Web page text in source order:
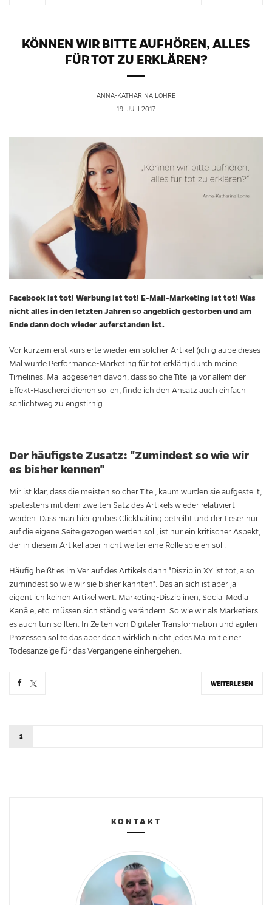
KÖNNEN WIR BITTE AUFHÖREN, ALLES
FÜR TOT ZU ERKLÄREN?
ANNA-KATHARINA LOHRE
19. JULI 2017
Facebook ist tot! Werbung ist tot! E-Mail-Marketing ist tot! Was
nicht alles in den letzten Jahren so angeblich gestorben und am
Ende dann doch wieder auferstanden ist.
Vor kurzem erst kursierte wieder ein solcher Artikel (ich glaube dieses
Mal wurde Performance-Marketing für tot erklärt) durch meine
Timelines. Mal abgesehen davon, dass solche Titel ja vor allem der
Effekt-Hascherei dienen sollen, finde ich den Ansatz auch einfach
schlichtweg zu engstirnig.
Der häufigste Zusatz: "Zumindest so wie wir
es bisher kennen"
Mir ist klar, dass die meisten solcher Titel, kaum wurden sie aufgestellt,
spätestens mit dem zweiten Satz des Artikels wieder relativiert
werden. Dass man hier grobes Clickbaiting betreibt und der Leser nur
auf die eigene Seite gezogen werden soll, ist nur ein kritischer Aspekt,
der in diesem Artikel aber nicht weiter eine Rolle spielen soll.
Häufig heißt es im Verlauf des Artikels dann "Disziplin XY ist tot, also
zumindest so wie wir sie bisher kannten". Das an sich ist aber ja
eigentlich keinen Artikel wert. Marketing-Disziplinen, Social Media
Kanäle, etc. müssen sich ständig verändern. So wie wir als Marketiers
es auch tun sollten. In Zeiten von Digitaler Transformation und agilen
Prozessen sollte das aber doch wirklich nicht jedes Mal mit einer
Todesanzeige für das Vergangene einhergehen.
WEITERLESEN
1
KONTAKT